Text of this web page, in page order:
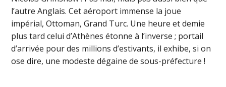
l’autre Anglais. Cet aéroport immense la joue
impérial, Ottoman, Grand Turc. Une heure et demie
plus tard celui d’Athènes étonne à l’inverse ; portail
d’arrivée pour des millions d’estivants, il exhibe, si on
ose dire, une modeste dégaine de sous-préfecture !